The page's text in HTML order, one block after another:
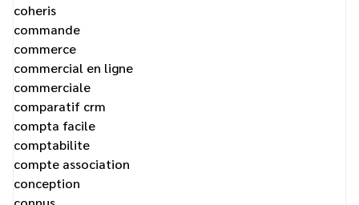
coheris
commande
commerce
commercial en ligne
commerciale
comparatif crm
compta facile
comptabilite
compte association
conception